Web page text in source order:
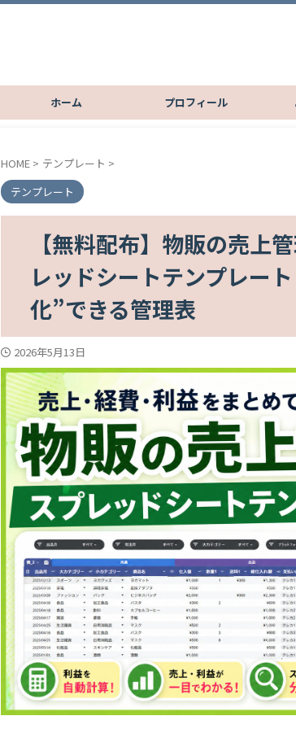
ホーム プロフィール
HOME > テンプレート >
テンプレート
【無料配布】物販の売上
レッドシートテンプレー
化”できる管理表
2026年5月13日